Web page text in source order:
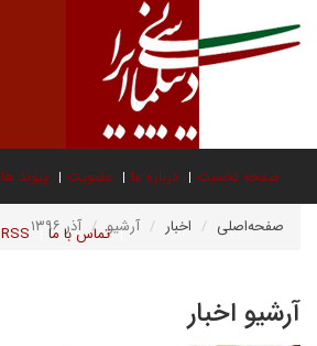
صفحه نخست درباره ما عضویت پیوند ها
تماس با ما RSS صفحه‌اصلی اخبار آرشیو آذر ۱۳۹۶
آرشیو اخبار